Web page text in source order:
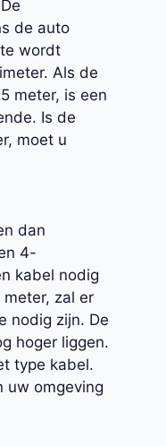
de auto
wordt
Als de
meter, is een
Is de
moet u
dan
4-
kabel nodig
zal er
nodig zijn. De
hoger liggen.
type kabel.
uw omgeving